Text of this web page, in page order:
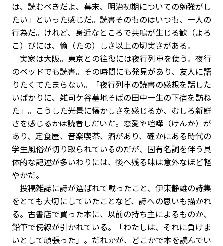
は、読むべきだよ、幕末、明治初期についての勉強がし
たい」といった感じだ。読書そのものはいつも、一人の
行為だ。けれど、身近なところで共鳴が生じる歓（よろ
こ）びには、愉（たの）しさ以上の切実さがある。
実家は大阪。東京との往復には夜行列車を使う。夜行
のベッドでも読書。その時間にも発見があり、友人に語
りたくてたまらない。「夜行列車の読書の感想を話した
いばかりに、雑司ケ谷墓地そばの田中一生の下宿を訪ね
た」。こうした光景に懐かしさを感じるか、むしろ新鮮
さを感じるかは読者しだいだ。恋愛や喧嘩（けんか）が
あり、定食屋、音楽喫茶、酒があり、確かにある時代の
学生風俗が切り取られているのだが、固有名詞を伴う具
体的な記述が多いわりには、後へ残る味は意外なほど軽
やかだ。
投稿雑誌に詩が選ばれて載ったこと、伊東静雄の詩集
をとても大切にしていたことなど、詩への思いも描かれ
る。古書店で買った本に、以前の持ち主によるものか、
鉛筆で傍線が引かれている。「わたしは、それに負けま
いとして頑張った」。だれかが、どこかで本を読んでい